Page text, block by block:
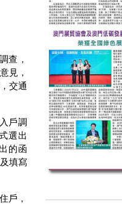
查，
見，
交通
戶調
選出
的函
填寫
戶，